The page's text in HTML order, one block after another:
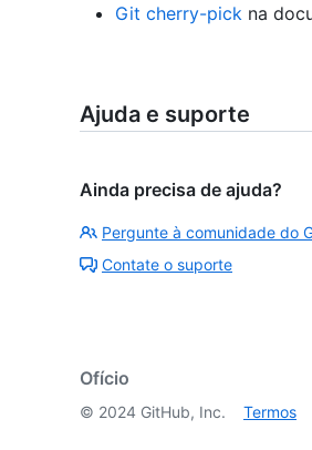
Git cherry-pick na
Ajuda e suporte
Ainda precisa de ajuda?
Pergunte à comunidade do
Contate o suporte
Ofício
© 2024 GitHub, Inc. Termos